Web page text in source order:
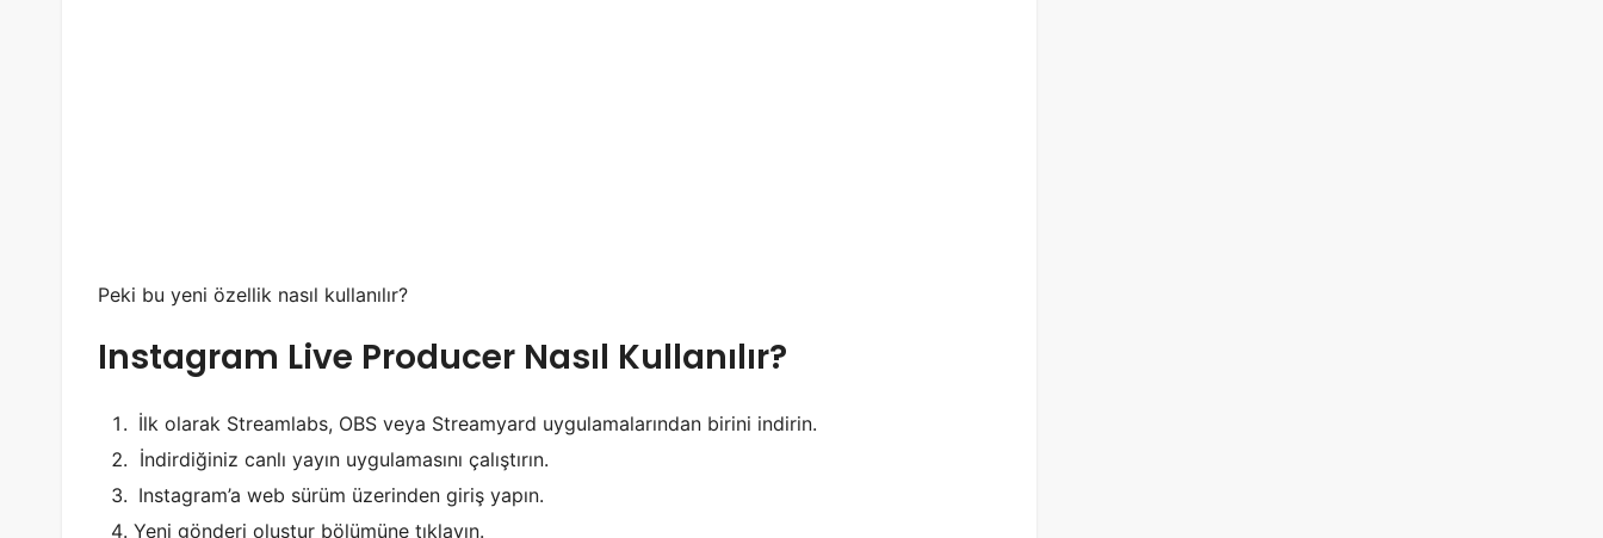
Peki bu yeni özellik nasıl kullanılır?
Instagram Live Producer Nasıl Kullanılır?
İlk olarak Streamlabs, OBS veya Streamyard uygulamalarından birini indirin.
İndirdiğiniz canlı yayın uygulamasını çalıştırın.
Instagram’a web sürüm üzerinden giriş yapın.
Yeni gönderi oluştur bölümüne tıklayın.